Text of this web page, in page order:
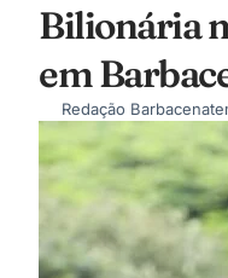
Bilionária
em
Redação